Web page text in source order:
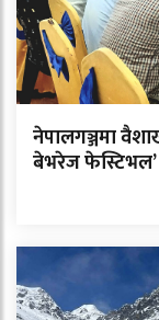
नेपालगञ्जमा
बेभरेज